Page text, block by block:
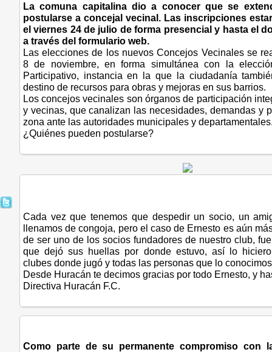
La comuna capitalina dio a conocer que se
postularse a concejal vecinal. Las inscripciones
el viernes 24 de julio de forma presencial y hasta el
a través del formulario web.
Las elecciones de los nuevos Concejos Vecinales se
8 de noviembre, en forma simultánea con la
Participativo, instancia en la que la ciudadanía
destino de recursos para obras y mejoras en sus barrios.
Los concejos vecinales son órganos de participación
y vecinas, que canalizan las necesidades, demandas y
zona ante las autoridades municipales y
¿Quiénes pueden postularse?
Cada vez que tenemos que despedir un socio, un
llenamos de congoja, pero el caso de Ernesto es aún
de ser uno de los socios fundadores de nuestro club,
que dejó sus huellas por donde estuvo, así lo
clubes donde jugó y todas las personas que lo
Desde Huracán te decimos gracias por todo Ernesto, y
Directiva Huracán F.C.
Como parte de su permanente compromiso con